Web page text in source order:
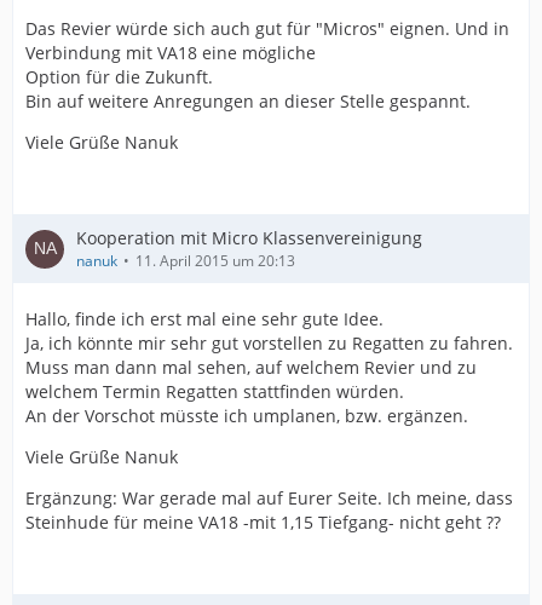
Das Revier würde sich auch gut für "Micros" eignen. Und in
Verbindung mit VA18 eine mögliche
Option für die Zukunft.
Bin auf weitere Anregungen an dieser Stelle gespannt.
Viele Grüße Nanuk
Kooperation mit Micro Klassenvereinigung
nanuk 11. April 2015 um 20:13
Hallo, finde ich erst mal eine sehr gute Idee.
Ja, ich könnte mir sehr gut vorstellen zu Regatten zu fahren.
Muss man dann mal sehen, auf welchem Revier und zu
welchem Termin Regatten stattfinden würden.
An der Vorschot müsste ich umplanen, bzw. ergänzen.
Viele Grüße Nanuk
Ergänzung: War gerade mal auf Eurer Seite. Ich meine, dass
Steinhude für meine VA18 -mit 1,15 Tiefgang- nicht geht ??